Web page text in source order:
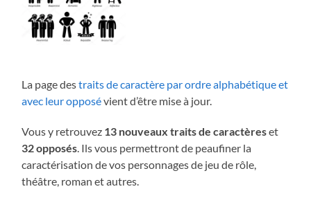
La page destraits de caractère par ordre alphabétique et
avec leur opposévient d’être mise à jour.
Vous y retrouvez 13 nouveaux traits de caractèreset
32 opposés . Ils vous permettront de peaufiner la
caractérisation de vos personnages de jeu de rôle,
théâtre, roman et autres.